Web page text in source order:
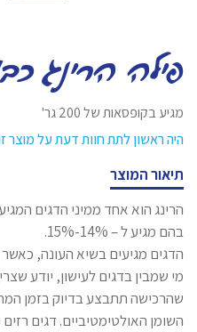
פילה הרינג
מגיע בקופסאות של 200 גר'
היה ראשון לתת חוות דעת על מוצר
תיאור המוצר
הרינג הוא אחד ממיני הדגים
בהם מגיע ל – 14%-15%.
הדגים מגיעים בשיא העונה,
מי שמבין בדגים לעישון, יודע
שהרכישה תתבצע בדיוק בזמן
השומן האולטימטיביים. דגים